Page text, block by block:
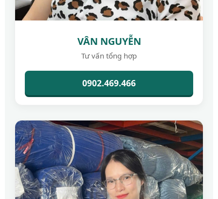
VÂN NGUYỄN
Tư vấn tổng hợp
0902.469.466